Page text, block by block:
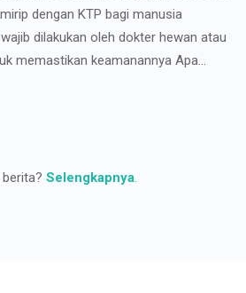
dengan KTP bagi manusia
dilakukan oleh dokter hewan atau
memastikan keamanannya Apa...
Selengkapnya